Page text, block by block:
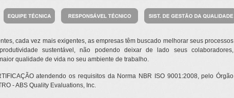
cada vez mais exigentes, as empresas têm buscado melhorar seus processos
sustentável, não podendo deixar de lado seus colaboradores,
qualidade de vida no seu ambiente de trabalho.
atendendo os requisitos da Norma NBR ISO 9001:2008, pelo Órgão
- ABS Quality Evaluations, Inc.